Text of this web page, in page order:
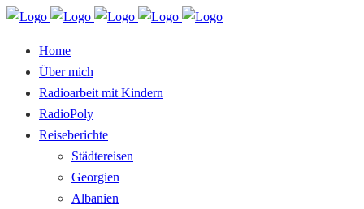
Home
Über mich
Radioarbeit mit Kindern
RadioPoly
Reiseberichte
Städtereisen
Georgien
Albanien